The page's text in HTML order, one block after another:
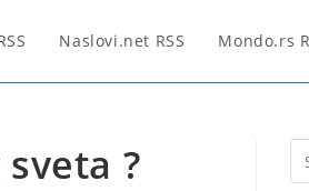
Naslovi.net RSS Mondo.rs
?